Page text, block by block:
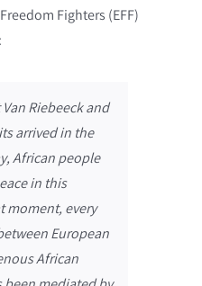
Fighters (EFF)
Riebeeck and
arrived in the
African people
in this
moment, every
European
African